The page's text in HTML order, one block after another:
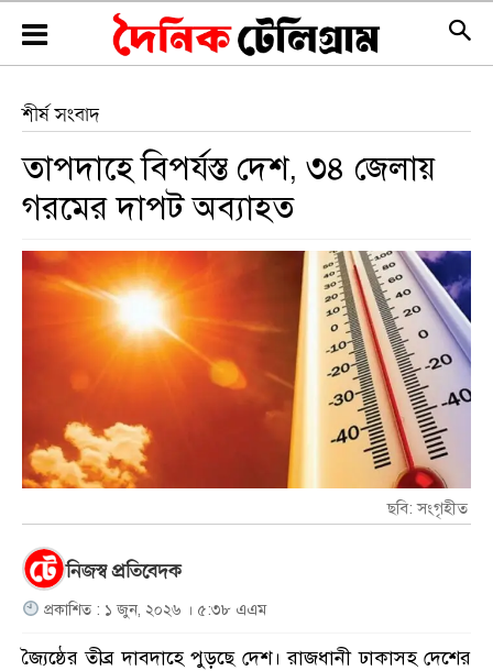
শীর্ষ সংবাদ
তাপদাহে বিপর্যস্ত দেশ, ৩৪ জেলায়
গরমের দাপট অব্যাহত
ছবি: সংগৃহীত
নিজস্ব প্রতিবেদক
প্রকাশিত : ১ জুন, ২০২৬ । ৫:৩৮ এএম
জ্যৈষ্ঠের তীব্র দাবদাহে পুড়ছে দেশ। রাজধানী ঢাকাসহ দেশের